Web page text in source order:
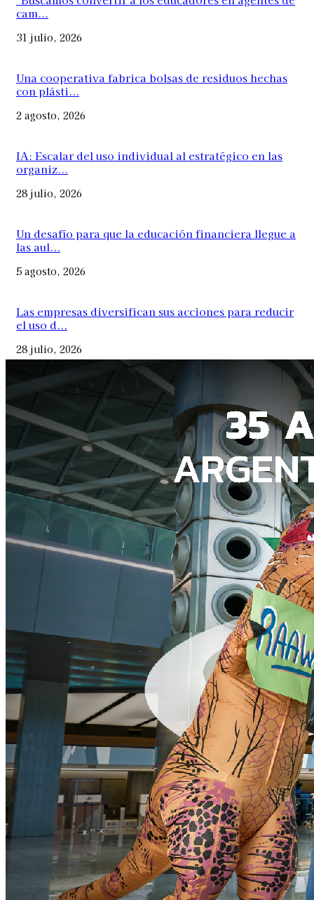
cam...
31 julio, 2026
Una cooperativa fabrica bolsas de residuos hechas
con plásti...
2 agosto, 2026
IA: Escalar del uso individual al estratégico en las
organiz...
28 julio, 2026
Un desafío para que la educación financiera llegue a
las aul...
5 agosto, 2026
Las empresas diversifican sus acciones para reducir
el uso d...
28 julio, 2026